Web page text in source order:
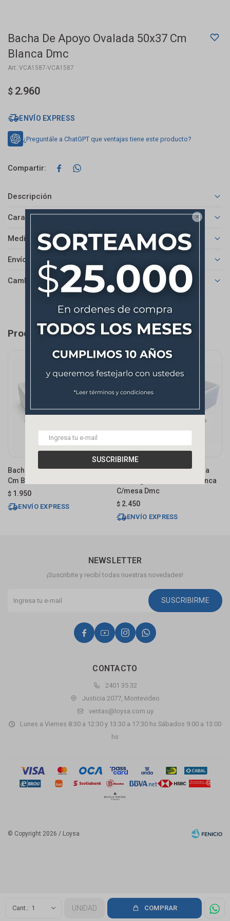

SUSCRIBIRME
Bacha De Apoyo Ovalada 50x37 Cm
Blanca Dmc
VCA1587-VCA1587
$ 2.960
ENVÍO EXPRESS
1 UNIDAD COMPRAR
¿Preguntále a ChatGPT que ventajas tiene este producto?
 
Descripción
Características
Medios de pago
Envíos
Cambios y Devoluciones
Productos que te pueden interesar
Bacha De Apoyo Cuadrada 38
Cm Blanco Brillo Dmc
$ 1.950
ENVÍO EXPRESS
Bacha Apoyo O Suspendida
Rectangular 36x25 Cm Blanca
C/mesa Dmc
$ 2.450
ENVÍO EXPRESS
CONTACTO
2401 35 32
Justicia 2077, Montevideo
ventas@loysa.com.uy
Lunes a Viernes 8:30 a 12:30 y 13:30 a 17:30 hs Sábados 9:00 a 13:00
hs
NEWSLETTER
¡Suscribite y recibí todas nuestras novedades!
SUSCRIBIRME
   
© Copyright 2026 / Loysa
Fenicio